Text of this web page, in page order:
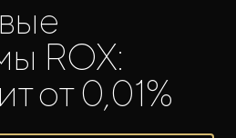
ROX:
от 0,01%